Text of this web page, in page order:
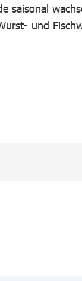
saisonal
und